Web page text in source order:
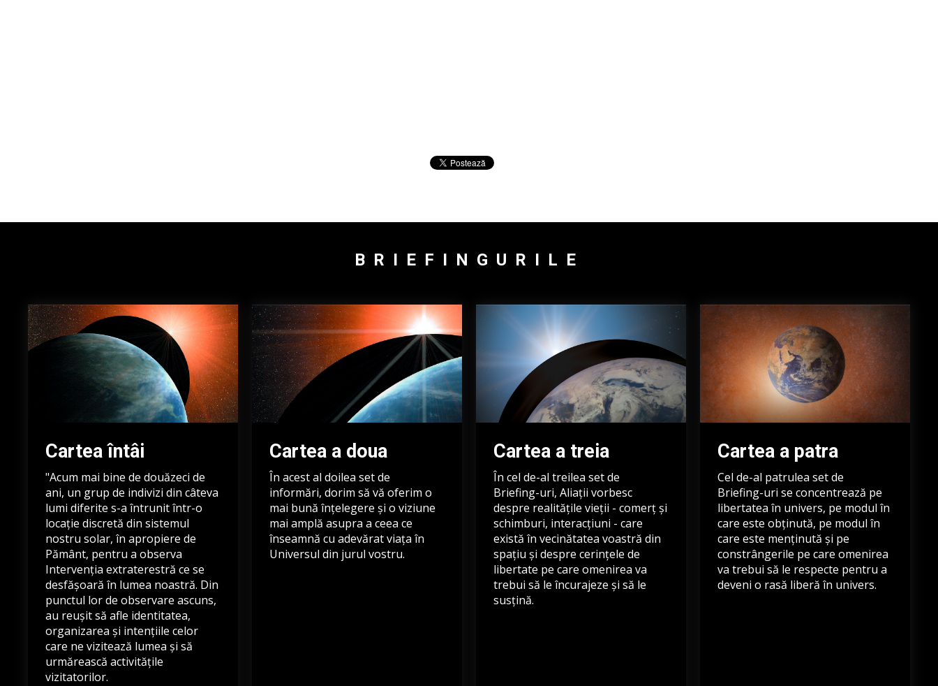
BRIEFINGURILE
Cartea întâi
"Acum mai bine de douăzeci de
ani, un grup de indivizi din câteva
lumi diferite s-a întrunit într-o
locație discretă din sistemul
nostru solar, în apropiere de
Pământ, pentru a observa
Intervenția extraterestră ce se
desfășoară în lumea noastră. Din
punctul lor de observare ascuns,
au reușit să afle identitatea,
organizarea și intențiile celor
care ne vizitează lumea și să
urmărească activitățile
vizitatorilor.
Cartea a doua
În acest al doilea set de
informări, dorim să vă oferim o
mai bună înțelegere și o viziune
mai amplă asupra a ceea ce
înseamnă cu adevărat viața în
Universul din jurul vostru.
Cartea a treia
În cel de-al treilea set de
Briefing-uri, Aliații vorbesc
despre realitățile vieții - comerț și
schimburi, interacțiuni - care
există în vecinătatea voastră din
spațiu și despre cerințele de
libertate pe care omenirea va
trebui să le încurajeze și să le
susțină.
Cartea a patra
Cel de-al patrulea set de
Briefing-uri se concentrează pe
libertatea în univers, pe modul în
care este obținută, pe modul în
care este menținută și pe
constrângerile pe care omenirea
va trebui să le respecte pentru a
deveni o rasă liberă în univers.